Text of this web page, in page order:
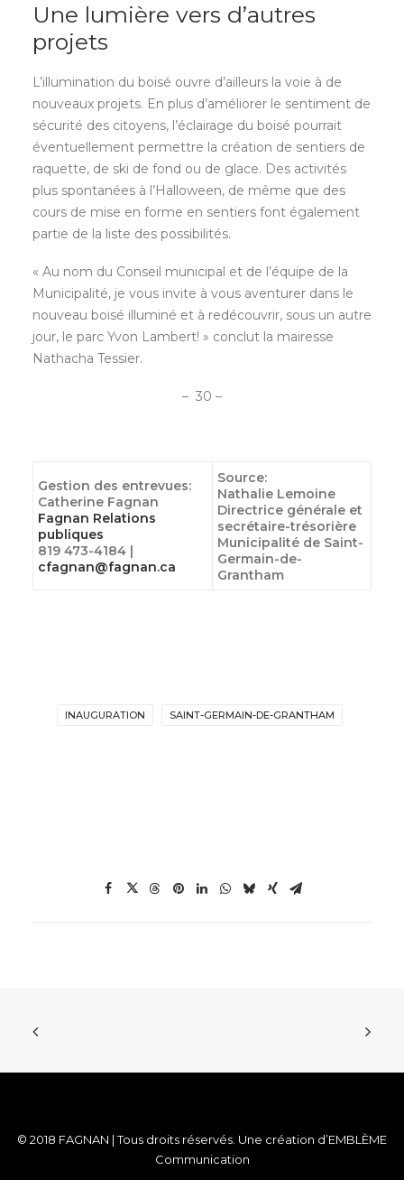
Une lumière vers d’autres
projets
L’illumination du boisé ouvre d’ailleurs la voie à de
nouveaux projets. En plus d’améliorer le sentiment de
sécurité des citoyens, l’éclairage du boisé pourrait
éventuellement permettre la création de sentiers de
raquette, de ski de fond ou de glace. Des activités
plus spontanées à l’Halloween, de même que des
cours de mise en forme en sentiers font également
partie de la liste des possibilités.
« Au nom du Conseil municipal et de l’équipe de la
Municipalité, je vous invite à vous aventurer dans le
nouveau boisé illuminé et à redécouvrir, sous un autre
jour, le parc Yvon Lambert! » conclut la mairesse
Nathacha Tessier.
– 30 –
Gestion des entrevues:
Catherine Fagnan
Fagnan Relations
publiques
819 473-4184 |
cfagnan@fagnan.ca
Source:
Nathalie Lemoine
Directrice générale et
secrétaire-trésorière
Municipalité de Saint-
Germain-de-
Grantham
INAUGURATION SAINT-GERMAIN-DE-GRANTHAM
© 2018 FAGNAN | Tous droits réservés. Une création d’EMBLÈME
Communication